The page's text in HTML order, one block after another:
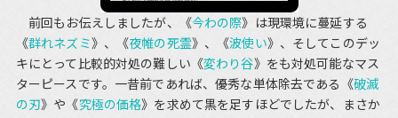
前回もお伝えしましたが、《今わの際》は現環境に蔓延する
《群れネズミ》、《夜帷の死霊》、《波使い》、そしてこのデッ
キにとって比較的対処の難しい《変わり谷》をも対処可能なマス
ターピースです。一昔前であれば、優秀な単体除去である《破滅
の刃》や《究極の価格》を求めて黒を足すほどでしたが、まさか